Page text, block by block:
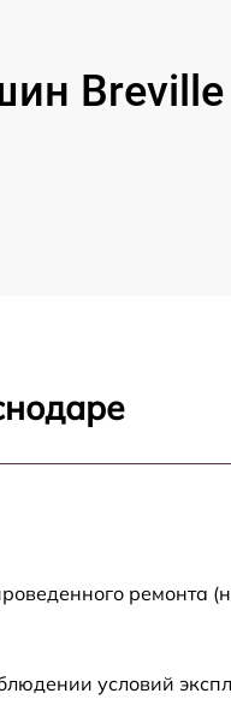
Breville
ремонта
условий